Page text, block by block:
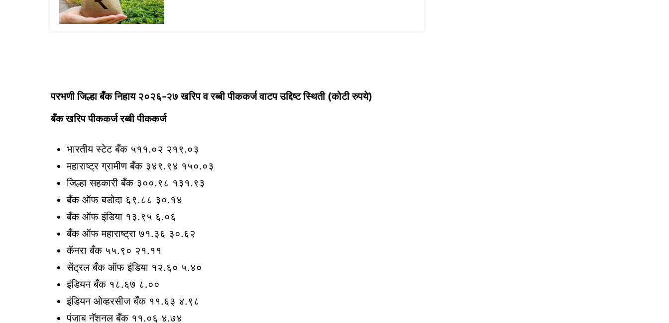
परभणी जिल्हा बँक निहाय २०२६-२७ खरिप व रब्बी पीककर्ज वाटप उद्दिष्ट स्थिती (कोटी रुपये)
बँक खरिप पीककर्ज रब्बी पीककर्ज
भारतीय स्टेट बँक ५११.०२ २१९.०३
महाराष्ट्र ग्रामीण बँक ३४९.९४ १५०.०३
जिल्हा सहकारी बँक ३००.९८ १३१.९३
बँक ऑफ बडोदा ६९.८८ ३०.१४
बँक ऑफ इंडिया १३.९५ ६.०६
बँक ऑफ महाराष्ट्रा ७१.३६ ३०.६२
कॅनरा बँक ५५.९० २१.११
सेंट्रल बँक ऑफ इंडिया १२.६० ५.४०
इंडियन बँक १८.६७ ८.००
इंडियन ओव्हरसीज बँक ११.६३ ४.९८
पंजाब नॅशनल बँक ११.०६ ४.७४